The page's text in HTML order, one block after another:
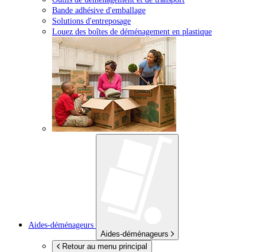
Bande adhésive d'emballage
Solutions d'entreposage
Louez des boîtes de déménagement en plastique
Aides-déménageurs
Aides-déménageurs
Retour au menu principal